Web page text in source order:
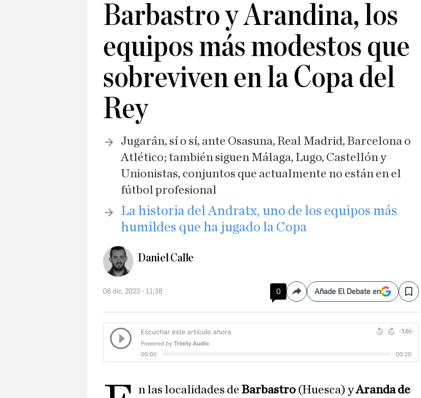
Barbastro y Arandina, los
equipos más modestos que
sobreviven en la Copa del
Rey
Jugarán, sí o sí, ante Osasuna, Real Madrid, Barcelona o
Atlético; también siguen Málaga, Lugo, Castellón y
Unionistas, conjuntos que actualmente no están en el
fútbol profesional
La historia del Andratx, uno de los equipos más
humildes que ha jugado la Copa
Daniel Calle
08 dic. 2023 - 11:38 0 CompartirAñade El Debate en Save
n las localidades deBarbastro (Huesca) yAranda de